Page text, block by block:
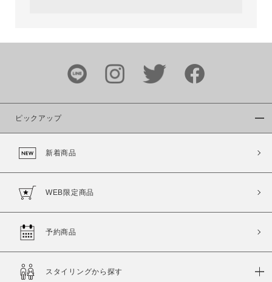
ブランド
カラー
ピックアップ
新着商品
WEB限定商品
予約商品
スタイリングから探す